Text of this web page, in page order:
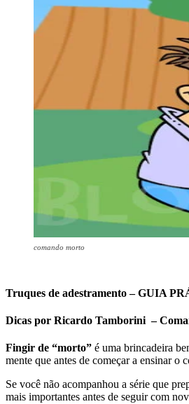
comando morto
Truques de adestramento – GUIA
Dicas por Ricardo Tamborini –
Fingir de “morto” é uma brincadeira
mente que antes de começar a ensinar o
Se você não acompanhou a série que
mais importantes antes de seguir com